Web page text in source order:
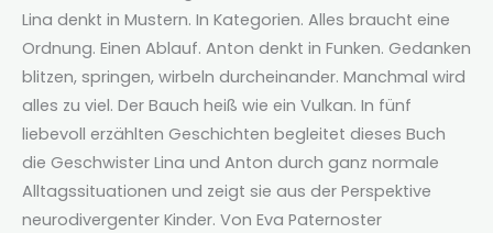
Lina denkt in Mustern. In Kategorien. Alles braucht eine
Ordnung. Einen Ablauf. Anton denkt in Funken. Gedanken
blitzen, springen, wirbeln durcheinander. Manchmal wird
alles zu viel. Der Bauch heiß wie ein Vulkan. In fünf
liebevoll erzählten Geschichten begleitet dieses Buch
die Geschwister Lina und Anton durch ganz normale
Alltagssituationen und zeigt sie aus der Perspektive
neurodivergenter Kinder. Von Eva Paternoster